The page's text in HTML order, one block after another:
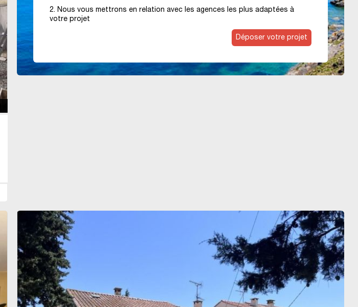
2. Nous vous mettrons en relation avec les agences les plus adaptées à
votre projet
Déposer votre projet